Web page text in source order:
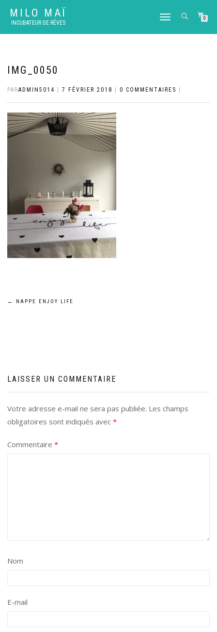
MILO MAÏ
INCUBATEUR DE RÊVES
DÉPLIER
NAVIGATION
0
IMG_0050
PARADMIN5014 7 FÉVRIER 2018 0 COMMENTAIRES
Navigation
← NAPPE ENJOY LIFE
LAISSER UN COMMENTAIRE
Votre adresse e-mail ne sera pas publiée. Les champs
obligatoires sont indiqués avec *
Commentaire *
Nom
E-mail